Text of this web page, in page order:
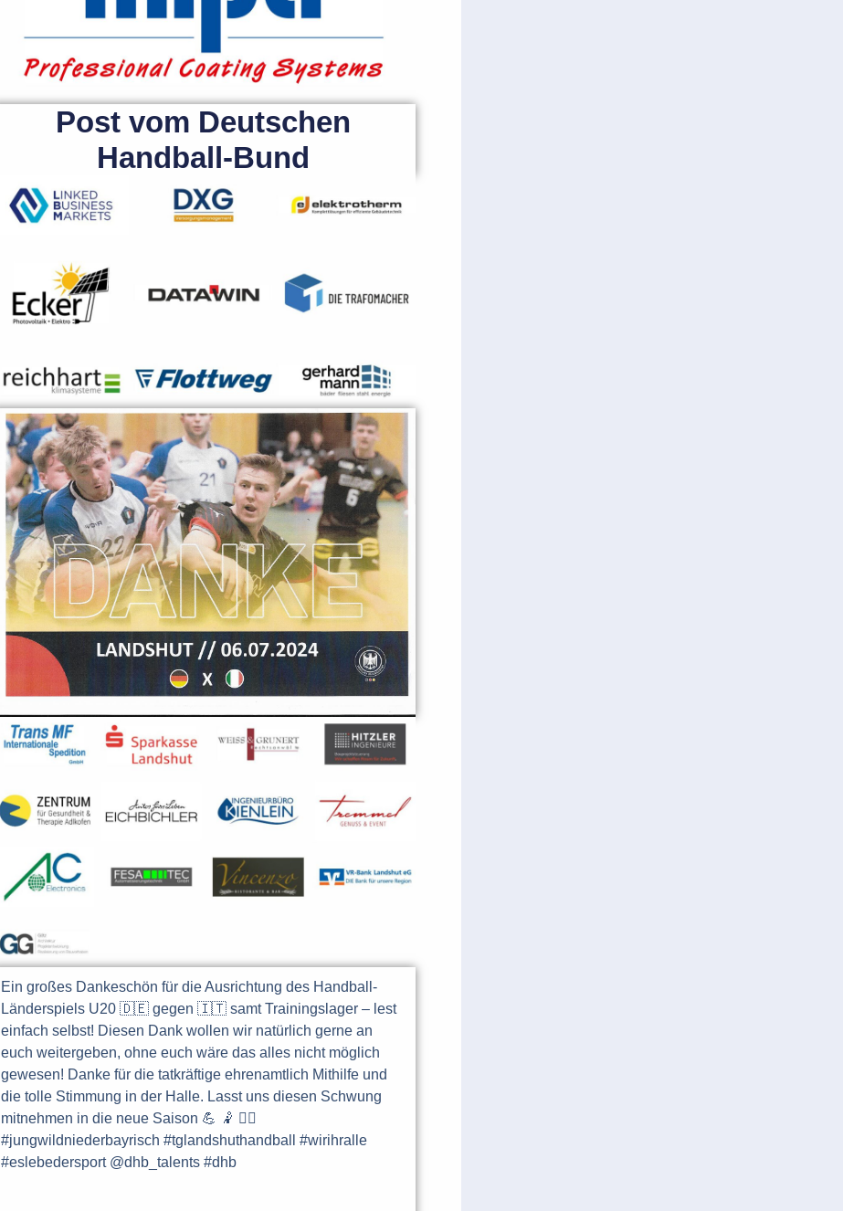
Post vom Deutschen
Handball-Bund
Ein großes Dankeschön für die Ausrichtung des Handball-
Länderspiels U20 🇩🇪 gegen 🇮🇹 samt Trainingslager – lest
einfach selbst! Diesen Dank wollen wir natürlich gerne an
euch weitergeben, ohne euch wäre das alles nicht möglich
gewesen! Danke für die tatkräftige ehrenamtlich Mithilfe und
die tolle Stimmung in der Halle. Lasst uns diesen Schwung
mitnehmen in die neue Saison 💪 🤾 🤾‍♀️
#jungwildniederbayrisch #tglandshuthandball #wirihralle
#eslebedersport @dhb_talents #dhb